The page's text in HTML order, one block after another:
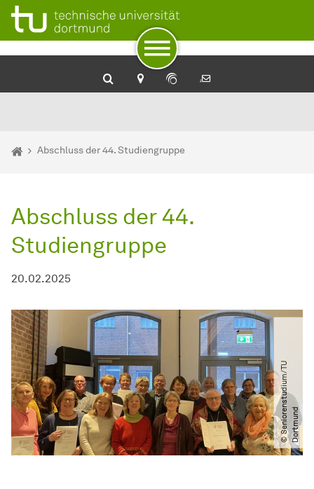
Zum Navigationspfad
Zur Navigation
Zum Schnellzugriff
Zum Fuß der Seite mit weiteren Services
Zum Inhalt
Zur Startseite
Sie sind hier:
Startseite
Abschluss der 44. Studiengruppe
Abschluss der 44.
Studiengruppe
20.02.2025
©
S
e
n
i
o
re
n
s
t
u
d
i
u
m​
/​
T
U
D
o
r
t
m
u
nd